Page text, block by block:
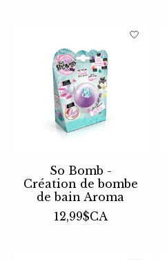
So Bomb -
Création de bombe
de bain Aroma
12,99$CA